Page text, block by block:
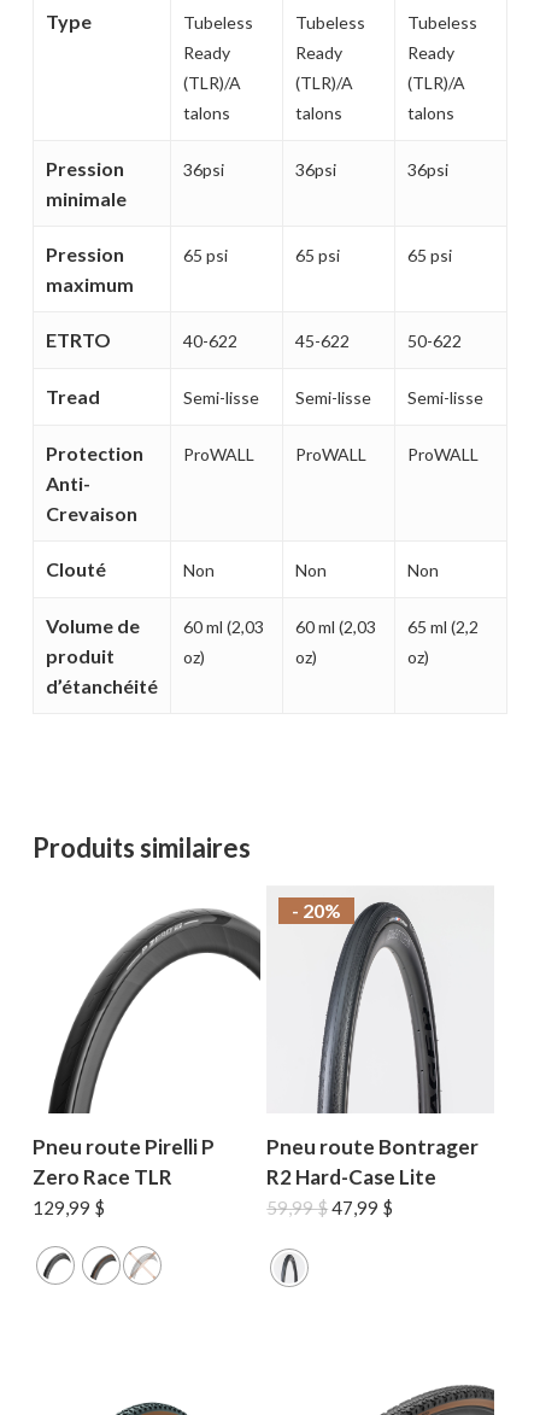
Type
Tubeless
Ready
(TLR)/A
talons
Tubeless
Ready
(TLR)/A
talons
Tubeless
Ready
(TLR)/A
talons
Pression
minimale
36psi 36psi 36psi
Pression
maximum
65 psi 65 psi 65 psi
ETRTO 40-622 45-622 50-622
Tread Semi-lisse Semi-lisse Semi-lisse
Protection
Anti-
Crevaison
ProWALL ProWALL ProWALL
Clouté Non Non Non
Volume de
produit
d’étanchéité
60 ml (2,03
oz)
60 ml (2,03
oz)
65 ml (2,2
oz)
Produits similaires
Pneu route Pirelli P
Zero Race TLR
129,99 $
- 20%
Pneu route Bontrager
R2 Hard-Case Lite
59,99$Le
47,99 $